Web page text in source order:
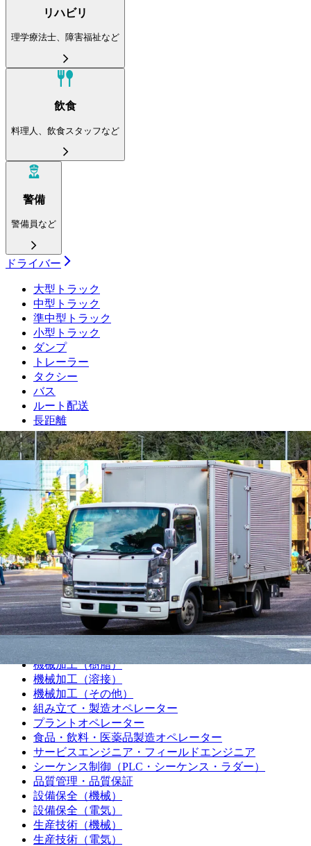
リハビリ
理学療法士、障害福祉など
飲食
料理人、飲食スタッフなど
警備
警備員など
ドライバー
大型トラック
中型トラック
準中型トラック
小型トラック
ダンプ
トレーラー
タクシー
バス
ルート配送
長距離
フォークリフト・倉庫
運行管理者
施工管理技士
土木施工管理技士
電気工事施工管理技士
建築施工管理技士
管工事施工管理技士
電気主任技術者
製造職
機械加工（旋盤）
機械加工（マシニング）
機械加工（プレス・板金）
機械加工（樹脂）
機械加工（溶接）
機械加工（その他）
組み立て・製造オペレーター
プラントオペレーター
食品・飲料・医薬品製造オペレーター
サービスエンジニア・フィールドエンジニア
シーケンス制御（PLC・シーケンス・ラダー）
品質管理・品質保証
設備保全（機械）
設備保全（電気）
生産技術（機械）
生産技術（電気）